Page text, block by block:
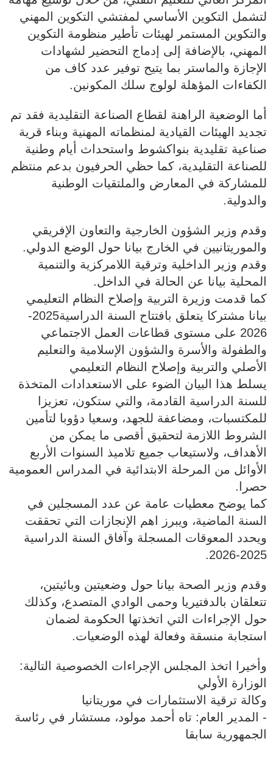
لتشمل التكوين الأساسي لمفتشي التكوين المهني
والتكوين المستمر لهيئات تأطير منظومة التكوين
المهني، بالإضافة إلى إدماج التحضير لشهادات
الإجازة والماستر بما يتيح توفير عدد كاف من
الكفاءات المؤهلة لولوج سلك المكونين.
أما الوضعية الراهنة لقطاع الصناعة التقليدية فقد تم
تجديد الهيئات القيادية لمنظماته المهنية وبناء قرية
صناعية تقليدية بنواكشوط واستحداث أيام وطنية
للصناعة التقليدية، كما حظي الحرفيون بدعم منتظم
للمشاركة في المعارض والملتقيات الوطنية
والدولية.
وقدم وزير الشؤون الخارجية والتعاون الإفريقي
والموريتانيين في الخارج بيانا حول الوضع الدولي.
وقدم وزير الداخلية وترقية اللامركزية والتنمية
المحلية بيانا عن الحالة في الداخل.
كما قدمت وزيرة التربية وإصلاح النظام التعليمي
بيانا مشتركا يتعلق بافتتاح السنة الدراسية2025-
2026 على مستوى قطاعات العمل الاجتماعي
والطفولة والأسرة والشؤون الإسلامية والتعليم
الأصلي والتربية وإصلاح النظام التعليمي
يسلط هذا البيان الضوء على الاستعدادات المتخذة
للسنة الدراسية القادمة، والتي ستكون، تعزيزا
للمكتسبات، ومضاعفة للجهد، وسعيا دؤوبا لتأمين
الشروط اللازمة لتحقيق أقصى ما يمكن من
الأهداف، ولاستيعاب جميع تلاميذ السنوات الأربع
الأوائل من المرحلة الابتدائية في المدراس العمومية
حصرا.
كما يوضح معطيات عامة عن عدد المسجلين في
السنة الماضية، ويبرز اهم الإنجازات التي تحققت
ويحدد المعوقات المسجلة وآفاق السنة الدراسية
2025-2026.
وقدم وزير الصحة بيانا حول وضعيتين وبائيتين،
تتعلقان بالدفتيريا وحمى الوادي المتصدع، وكذلك
حول الإجراءات التي اتخذتها الحكومة لضمان
استجابة منسقة وفعالة لهذه الوضعيات.
وأخيرا اتخذ المجلس الإجراءات الخصوصية التالية:
الوزارة الأولي
وكالة ترقية الاستثمارات في موريتانيا
‐ المدير العام: تاه أحمد مولود، مستشار في رئاسة
الجمهورية سابقا